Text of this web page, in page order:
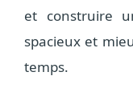
et construire
spacieux et
temps.